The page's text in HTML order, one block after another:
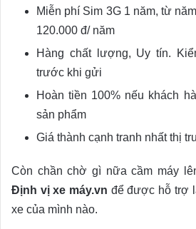
Miễn phí Sim 3G 1 năm, từ
120.000 đ/ năm
Hàng chất lượng, Uy tín.
trước khi gửi
Hoàn tiền 100% nếu khách
sản phẩm
Giá thành cạnh tranh nhất thị
Còn chần chờ gì nữa cầm máy
Định vị xe máy.vn để được hỗ trợ
xe của mình nào.